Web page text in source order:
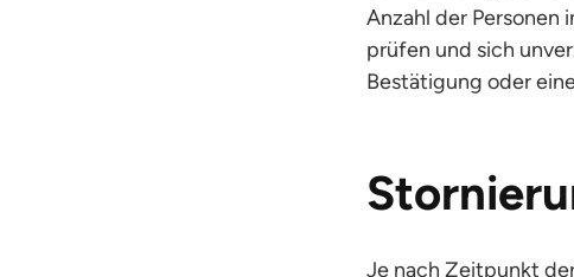
Anzahl der Personen
prüfen und sich
Bestätigung oder
Je nach Zeitpunkt